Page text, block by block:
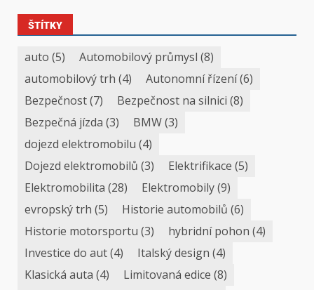
ŠTÍTKY
auto (5) Automobilový průmysl (8)
automobilový trh (4) Autonomní řízení(6)
Bezpečnost(7) Bezpečnost na silnici (8)
Bezpečná jízda (3) BMW(3)
dojezd elektromobilu (4)
Dojezd elektromobilů (3) Elektrifikace (5)
Elektromobilita (28) Elektromobily(9)
evropský trh (5) Historie automobilů (6)
Historie motorsportu (3) hybridní pohon (4)
Investice do aut(4) Italský design (4)
Klasická auta (4) Limitovaná edice (8)